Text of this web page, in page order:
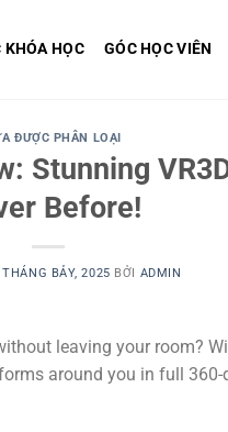
KHÓA HỌC GÓC HỌC VIÊN
ĐƯỢC PHÂN LOẠI
Stunning
Before!
BẢY, 2025 BỞI ADMIN
leaving your room?
around you in full